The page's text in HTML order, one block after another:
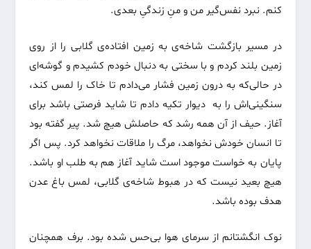
کنم. نبرد نفس‌گیر من و منِ زندگیِ بعدی.
در مسیر بازگشت شاخه‌ی به زمین افتاده‌ی گلابی را از روی
زمین بلند کردم و با سختی به دنبال خودم کشیدم و گوشه‌ای
در حالی‌که به درون زمین فشار می‌دادم تا خاک را لمس کند،
سنگینی‌اش را به دیوار تکیه دادم تا شاید فرصتی باشد برای
آغاز. حیف از آن همه رشد که حاصلش هیچ شد. پیر گفته بود
تا انسان خودش نخواهد، مرگ را ملاقات نخواهد کرد. پس اگر
پایان به خواست موجود است شاید آغاز هم به طلب او باشد.
هیچ بعید نیست که در هبوط شاخه‌ی گلابی، لمس باغ عدن
هدف بوده باشد.
نوک انگشتانم از سرمای هوا بی‌حس شده بود. برف همچنان